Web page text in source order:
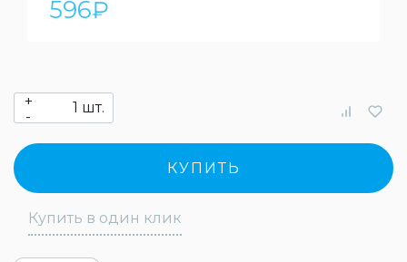
596₽
+
-
шт.
КУПИТЬ
Купить в один клик